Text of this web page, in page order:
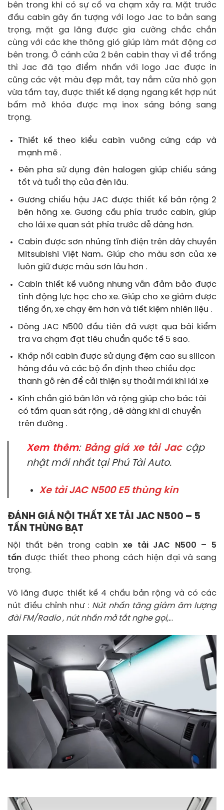
bên trong khi có sự cố va chạm xảy ra. Mặt trước
đầu cabin gây ấn tượng với logo Jac to bản sang
trọng, mặt ga lăng được gia cường chắc chắn
cùng với các khe thông gió giúp làm mát động cơ
bên trong. Ở cánh cửa 2 bên cabin thay vì để trống
thì Jac đã tạo điểm nhấn với logo Jac được in
cũng các vệt màu đẹp mắt, tay nắm cửa nhỏ gọn
vừa tầm tay, được thiết kế dạng ngang kết hợp nút
bấm mở khóa được mạ inox sáng bóng sang
trọng.
Thiết kế theo kiểu cabin vuông cứng cáp và
mạnh mẽ .
Đèn pha sử dụng đèn halogen giúp chiếu sáng
tốt và tuổi thọ của đèn lâu.
Gương chiếu hậu JAC được thiết kế bản rộng 2
bên hông xe. Gương cầu phía trước cabin, giúp
cho lái xe quan sát phía trước dễ dàng hơn.
Cabin được sơn nhúng tĩnh điện trên dây chuyền
Mitsubishi Việt Nam. Giúp cho màu sơn của xe
luôn giữ được màu sơn lâu hơn .
Cabin thiết kế vuông nhưng vẫn đảm bảo được
tính động lực học cho xe. Giúp cho xe giảm được
tiếng ồn, xe chạy êm hơn và tiết kiệm nhiên liệu .
Dòng JAC N500 đầu tiên đã vượt qua bài kiểm
tra va chạm đạt tiêu chuẩn quốc tế 5 sao.
Khớp nối cabin được sử dụng đệm cao su silicon
hàng đầu và các bộ ổn định theo chiều dọc
thanh gỗ rèn để cải thiện sự thoải mái khi lái xe
Kính chắn gió bản lớn và rộng giúp cho bác tài
có tầm quan sát rộng , dễ dàng khi di chuyển
trên đường .
Xem thêm: Bảng giá xe tải Jaccập
nhật mới nhất tại Phú Tài Auto.
Xe tải JAC N500 E5 thùng kín
ĐÁNH GIÁ NỘI THẤT XE TẢI JAC N500 – 5
TẤN THÙNG BẠT
Nội thất bên trong cabin xe tải JAC N500 – 5
tấn được thiết theo phong cách hiện đại và sang
trọng.
Vô lăng được thiết kế 4 chấu bản rộng và có các
nút điều chỉnh như : Nút nhấn tăng giảm âm lượng
đài FM/Radio , nút nhấn mở tắt nghe gọi,...